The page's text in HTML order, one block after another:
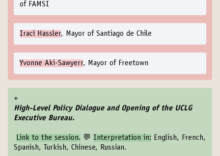
of FAMSI
Irací Hassler, Mayor of Santiago de Chile
Yvonne Aki-Sawyerr, Mayor of Freetown
+
High-Level Policy Dialogue and Opening of the UCLG
Executive Bureau.
Link to the session. 💬 Interpretation in: English, French,
Spanish, Turkish, Chinese, Russian.